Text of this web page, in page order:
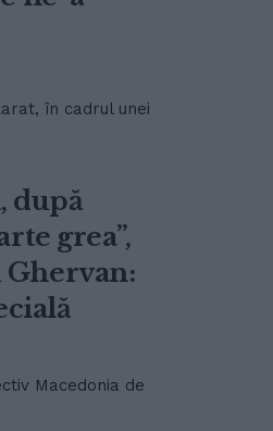
în cadrul unei
după
grea”,
Ghervan:
Macedonia de